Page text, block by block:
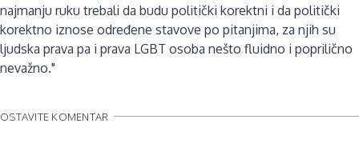
najmanju ruku trebali da budu politički korektni i da politički
korektno iznose određene stavove po pitanjima, za njih su
ljudska prava pa i prava LGBT osoba nešto fluidno i poprilično
nevažno."
OSTAVITE KOMENTAR